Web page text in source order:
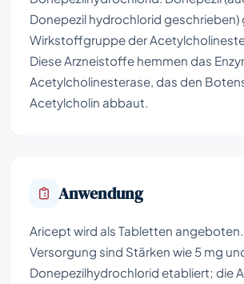
Donepezil hydrochlorid geschrieben)
Wirkstoffgruppe der
Diese Arzneistoffe hemmen das
Acetylcholinesterase, das den
Acetylcholin abbaut.
Anwendung
Aricept wird als Tabletten
Versorgung sind Stärken wie 5 mg
Donepezilhydrochlorid etabliert; die